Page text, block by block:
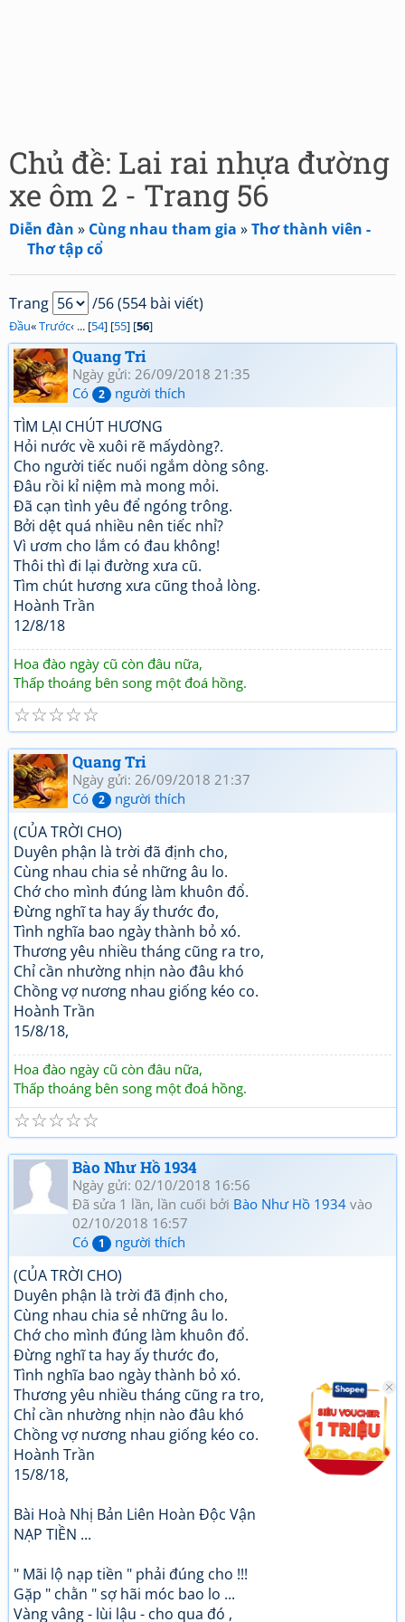
Chủ đề: Lai rai nhựa đường
xe ôm 2 - Trang 56
Diễn đàn » Cùng nhau tham gia »Thơ thành viên -
Thơ tập cổ
Trang /56 (554 bài viết)
Đầu«Trước‹ ... [54] [55] [56]
Quang Tri
Ngày gửi: 26/09/2018 21:35
Có
2 người thích
TÌM LẠI CHÚT HƯƠNG
Hỏi nước về xuôi rẽ mấydòng?.
Cho người tiếc nuối ngắm dòng sông.
Đâu rồi kỉ niệm mà mong mỏi.
Đã cạn tình yêu để ngóng trông.
Bởi dệt quá nhiều nên tiếc nhỉ?
Vì ươm cho lắm có đau không!
Thôi thì đi lại đường xưa cũ.
Tìm chút hương xưa cũng thoả lòng.
Hoành Trần
12/8/18
Hoa đào ngày cũ còn đâu nữa,
Thấp thoáng bên song một đoá hồng.
☆
☆
☆
☆
☆
Quang Tri
Ngày gửi: 26/09/2018 21:37
Có
2 người thích
(CỦA TRỜI CHO)
Duyên phận là trời đã định cho,
Cùng nhau chia sẻ những âu lo.
Chớ cho mình đúng làm khuôn đổ.
Đừng nghĩ ta hay ấy thước đo,
Tình nghĩa bao ngày thành bỏ xó.
Thương yêu nhiều tháng cũng ra tro,
Chỉ cần nhường nhịn nào đâu khó
Chồng vợ nương nhau giống kéo co.
Hoành Trần
15/8/18,
Hoa đào ngày cũ còn đâu nữa,
Thấp thoáng bên song một đoá hồng.
☆
☆
☆
☆
☆
Bào Như Hồ 1934
Ngày gửi: 02/10/2018 16:56
Đã sửa 1 lần, lần cuối bởi Bào Như Hồ 1934 vào
02/10/2018 16:57
Có
1 người thích
(CỦA TRỜI CHO)
Duyên phận là trời đã định cho,
Cùng nhau chia sẻ những âu lo.
Chớ cho mình đúng làm khuôn đổ.
Đừng nghĩ ta hay ấy thước đo,
Tình nghĩa bao ngày thành bỏ xó.
Thương yêu nhiều tháng cũng ra tro,
Chỉ cần nhường nhịn nào đâu khó
Chồng vợ nương nhau giống kéo co.
Hoành Trần
15/8/18,
Bài Hoà Nhị Bản Liên Hoàn Độc Vận
NẠP TIỀN ...
" Mãi lộ nạp tiền " phải đúng cho !!!
Gặp " chằn " sợ hãi móc bao lo ...
Vàng vâng - lùi lậu - cho qua đó ,